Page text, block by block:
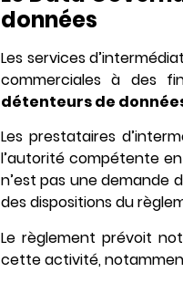
données
Les services
commerciales à des
détenteurs de
Les prestataires
l’autorité compétente
n’est pas une demande
des dispositions du
Le règlement prévoit
cette activité,